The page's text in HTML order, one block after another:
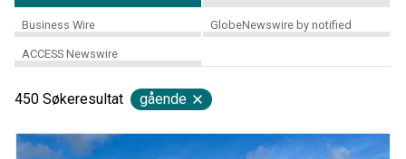
Business Wire GlobeNewswire by notified
ACCESS Newswire
450 Søkeresultat gående